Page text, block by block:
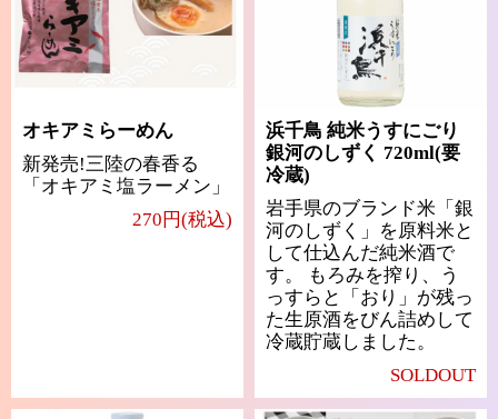
オキアミらーめん
新発売!三陸の春香る
「オキアミ塩ラーメン」
270円(税込)
浜千鳥 純米うすにごり
銀河のしずく 720ml(要
冷蔵)
岩手県のブランド米「銀
河のしずく」を原料米と
して仕込んだ純米酒で
す。 もろみを搾り、う
っすらと「おり」が残っ
た生原酒をびん詰めして
冷蔵貯蔵しました。
SOLDOUT